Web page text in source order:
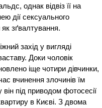
однак відвіз її на
дії сексуального
зґвалтування.
захід у вигляді
Доки чоловік
іще чотири дівчинки,
вчинення злочинів їм
під приводом фотосесії
в Києві. З двома